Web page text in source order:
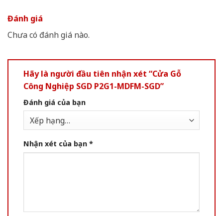
Đánh giá
Chưa có đánh giá nào.
Hãy là người đầu tiên nhận xét “Cửa Gỗ
Công Nghiệp SGD P2G1-MDFM-SGD”
Đánh giá của bạn
Nhận xét của bạn *